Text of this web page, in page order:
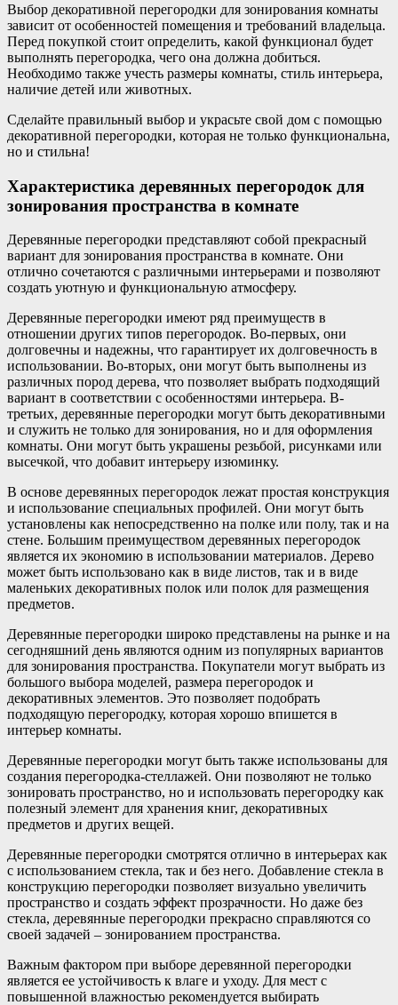
Выбор декоративной перегородки для зонирования комнаты
зависит от особенностей помещения и требований владельца.
Перед покупкой стоит определить, какой функционал будет
выполнять перегородка, чего она должна добиться.
Необходимо также учесть размеры комнаты, стиль интерьера,
наличие детей или животных.
Сделайте правильный выбор и украсьте свой дом с помощью
декоративной перегородки, которая не только функциональна,
но и стильна!
Характеристика деревянных перегородок для
зонирования пространства в комнате
Деревянные перегородки представляют собой прекрасный
вариант для зонирования пространства в комнате. Они
отлично сочетаются с различными интерьерами и позволяют
создать уютную и функциональную атмосферу.
Деревянные перегородки имеют ряд преимуществ в
отношении других типов перегородок. Во-первых, они
долговечны и надежны, что гарантирует их долговечность в
использовании. Во-вторых, они могут быть выполнены из
различных пород дерева, что позволяет выбрать подходящий
вариант в соответствии с особенностями интерьера. В-
третьих, деревянные перегородки могут быть декоративными
и служить не только для зонирования, но и для оформления
комнаты. Они могут быть украшены резьбой, рисунками или
высечкой, что добавит интерьеру изюминку.
В основе деревянных перегородок лежат простая конструкция
и использование специальных профилей. Они могут быть
установлены как непосредственно на полке или полу, так и на
стене. Большим преимуществом деревянных перегородок
является их экономию в использовании материалов. Дерево
может быть использовано как в виде листов, так и в виде
маленьких декоративных полок или полок для размещения
предметов.
Деревянные перегородки широко представлены на рынке и на
сегодняшний день являются одним из популярных вариантов
для зонирования пространства. Покупатели могут выбрать из
большого выбора моделей, размера перегородок и
декоративных элементов. Это позволяет подобрать
подходящую перегородку, которая хорошо впишется в
интерьер комнаты.
Деревянные перегородки могут быть также использованы для
создания перегородка-стеллажей. Они позволяют не только
зонировать пространство, но и использовать перегородку как
полезный элемент для хранения книг, декоративных
предметов и других вещей.
Деревянные перегородки смотрятся отлично в интерьерах как
с использованием стекла, так и без него. Добавление стекла в
конструкцию перегородки позволяет визуально увеличить
пространство и создать эффект прозрачности. Но даже без
стекла, деревянные перегородки прекрасно справляются со
своей задачей – зонированием пространства.
Важным фактором при выборе деревянной перегородки
является ее устойчивость к влаге и уходу. Для мест с
повышенной влажностью рекомендуется выбирать